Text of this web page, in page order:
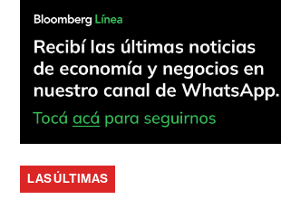
LAS ÚLTIMAS